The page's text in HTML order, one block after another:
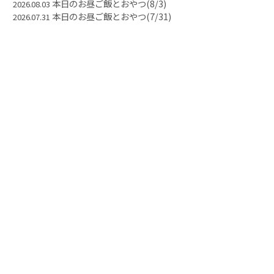
2026.08.03 本日のお昼ご飯とおやつ(8/3)
2026.07.31 本日のお昼ご飯とおやつ(7/31)